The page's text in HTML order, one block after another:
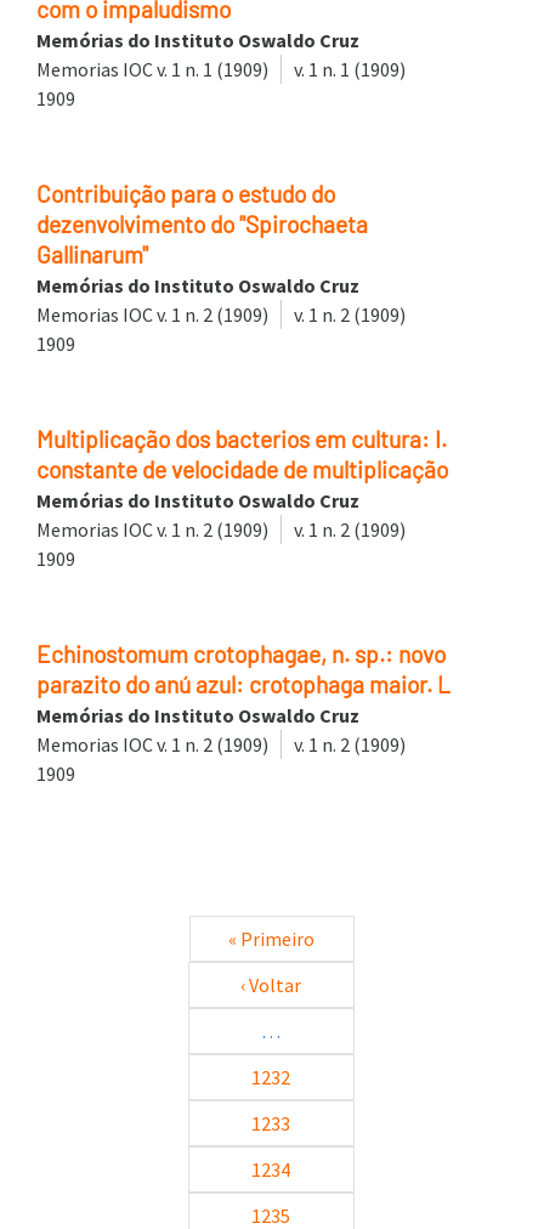
com o impaludismo
Memórias do Instituto Oswaldo Cruz
Memorias IOC v. 1 n. 1 (1909)
v. 1 n. 1 (1909)
1909
Contribuição para o estudo do
dezenvolvimento do "Spirochaeta
Gallinarum"
Memórias do Instituto Oswaldo Cruz
Memorias IOC v. 1 n. 2 (1909)
v. 1 n. 2 (1909)
1909
Multiplicação dos bacterios em cultura: I.
constante de velocidade de multiplicação
Memórias do Instituto Oswaldo Cruz
Memorias IOC v. 1 n. 2 (1909)
v. 1 n. 2 (1909)
1909
Echinostomum crotophagae, n. sp.: novo
parazito do anú azul: crotophaga maior. L
Memórias do Instituto Oswaldo Cruz
Memorias IOC v. 1 n. 2 (1909)
v. 1 n. 2 (1909)
1909
« Primeiro
‹ VoltarPágina anterior
…
1232
1233
1234
1235